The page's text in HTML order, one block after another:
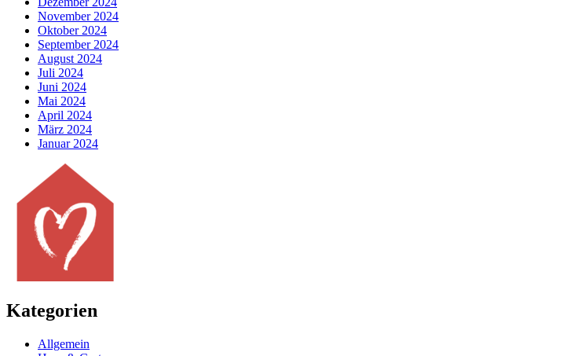
November 2024
Oktober 2024
September 2024
August 2024
Juli 2024
Juni 2024
Mai 2024
April 2024
März 2024
Januar 2024
Kategorien
Allgemein